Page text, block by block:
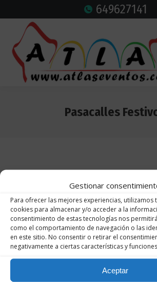
Gestionar
Para ofrecer las mejores experiencias, utilizamos
cookies para almacenar y/o acceder a la
consentimiento de estas tecnologías nos
como el comportamiento de navegación o las
en este sitio. No consentir o retirar el
negativamente a ciertas características y
Aceptar
649627141
Pasacalles